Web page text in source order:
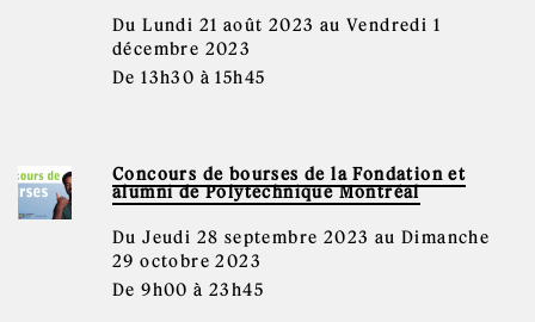
Du Lundi 21 août 2023 au Vendredi 1
décembre 2023
De 13h30 à 15h45
Concours de bourses de la Fondation et
alumni de Polytechnique Montréal
Du Jeudi 28 septembre 2023 au Dimanche
29 octobre 2023
De 9h00 à 23h45